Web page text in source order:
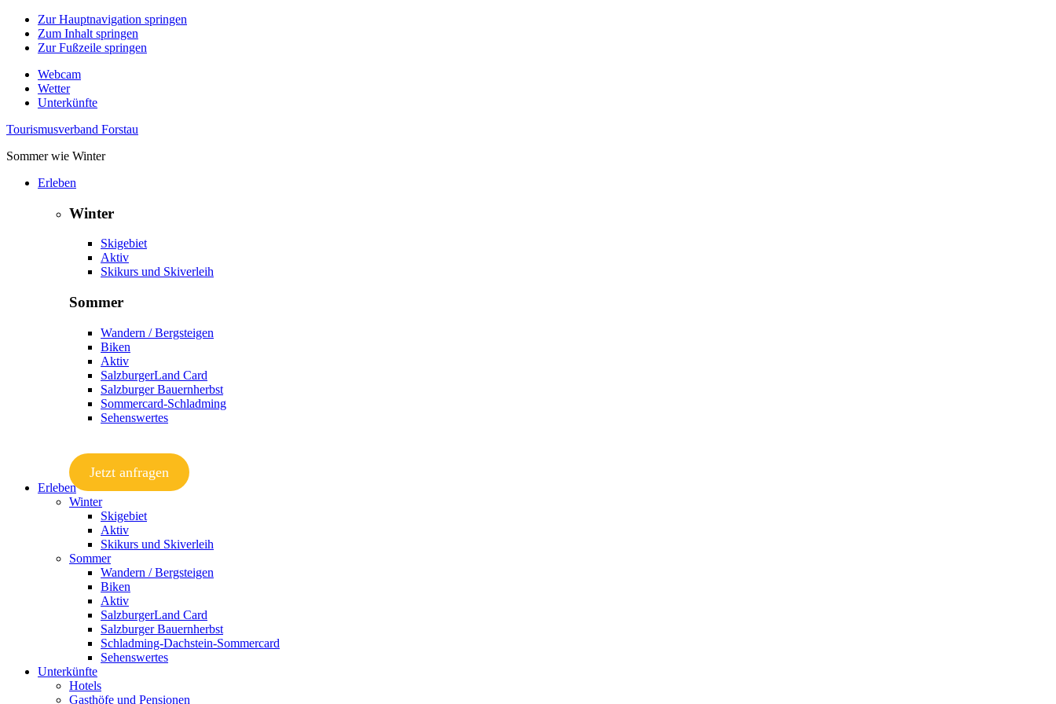
Zur Hauptnavigation springen
Zum Inhalt springen
Zur Fußzeile springen
Webcam
Wetter
Unterkünfte
Tourismusverband Forstau
Sommer wie Winter
Erleben
Winter
Skigebiet
Aktiv
Skikurs und Skiverleih
Sommer
Wandern / Bergsteigen
Biken
Aktiv
SalzburgerLand Card
Salzburger Bauernherbst
Sommercard-Schladming
Sehenswertes
Jetzt anfragen
Erleben
Winter
Skigebiet
Aktiv
Skikurs und Skiverleih
Sommer
Wandern / Bergsteigen
Biken
Aktiv
SalzburgerLand Card
Salzburger Bauernherbst
Schladming-Dachstein-Sommercard
Sehenswertes
Unterkünfte
Hotels
Gasthöfe und Pensionen